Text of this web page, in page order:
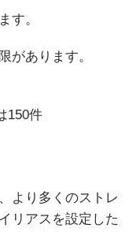
す。
があります。
150件
より多くのストレ
リアスを設定した